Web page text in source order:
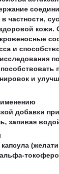
частности,
кожи.
и
и
добавки
запивая